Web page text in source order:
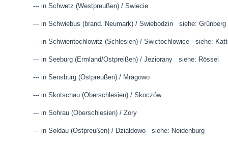
--- in Schwetz (Westpreußen) / Swiecie
--- in Schwiebus (brand. Neumark) / Swiebodzin siehe: Grünberg
--- in Schwientochlowitz (Schlesien) / Swictochlowice siehe:
--- in Seeburg (Ermland/Ostpreißen) / Jeziorany siehe: Rössel
--- in Sensburg (Ostpreußen) / Mragowo
--- in Skotschau (Oberschlesien) / Skoczów
--- in Sohrau (Oberschlesien) / Zory
--- in Soldau (Ostpreußen) / Dzialdowo siehe: Neidenburg